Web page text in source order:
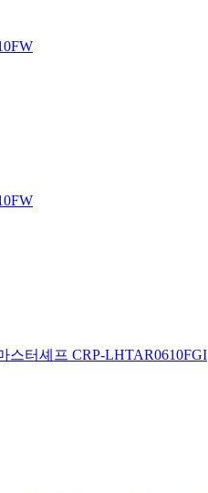
스터셰프 CRP-LHTAR0610FGI